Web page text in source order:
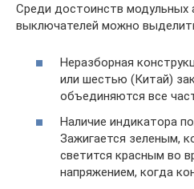
Среди достоинств модульных
выключателей можно
Неразборная
или шестью (Китай)
объединяются все
Наличие индикатора
Зажигается зеленым,
светится красным во
напряжением, когда